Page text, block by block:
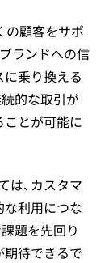
の顧客をサポ
ランドへの信
に乗り換える
的な取引が
ことが可能に
は、カスタマ
な利用につな
題を先回り
期待できるで